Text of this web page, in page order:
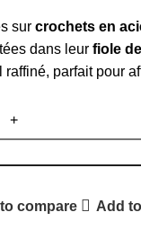
sur crochets en
dans leur fiole
raffiné, parfait pour
compare Add